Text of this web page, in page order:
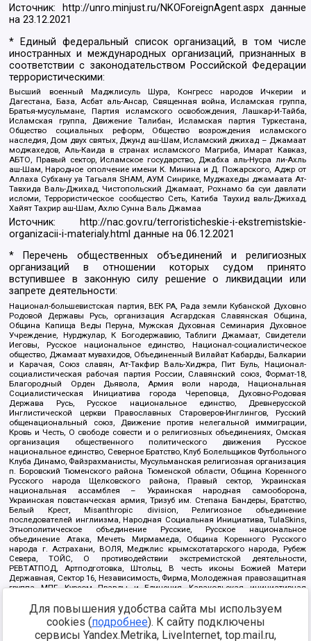
Источник: http://unro.minjust.ru/NKOForeignAgent.aspxданные
на23.12.2021
* Единый федеральный список организаций, в том числе
иностранных и международных организаций, признанных в
соответствии с законодательством Российской Федерации
террористическими:
Высший военный Маджлисуль Шура, Конгресс народов Ичкерии и
Дагестана, База, Асбат аль-Ансар, Священная война, Исламская группа,
Братья-мусульмане, Партия исламского освобождения, Лашкар-И-Тайба,
Исламская группа, Движение Талибан, Исламская партия Туркестана,
Общество социальных реформ, Общество возрождения исламского
наследия, Дом двух святых, Джунд аш-Шам, Исламский джихад – Джамаат
моджахедов, Аль-Каида в странах исламского Магриба, Имарат Кавказ,
АБТО, Правый сектор, Исламское государство, Джабха аль-Нусра ли-Ахль
аш-Шам, Народное ополчение имени К. Минина и Д. Пожарского, Аджр от
Аллаха Субхану уа Тагьаля SHAM, АУМ Синрике, Муджахеды джамаата Ат-
Тавхида Валь-Джихад, Чистопольский Джамаат, Рохнамо ба суи давлати
исломи, Террористическое сообщество Сеть, Катиба Таухид валь-Джихад,
Хайят Тахрир аш-Шам, Ахлю Сунна Валь Джамаа
Источник:
http://nac.gov.ru/terroristicheskie-i-ekstremistskie-
organizacii-i-materialy.html данные на06.12.2021
* Перечень общественных объединений и религиозных
организаций в отношении которых судом принято
вступившее в законную силу решение о ликвидации или
запрете деятельности:
Национал-большевистская партия, ВЕК РА, Рада земли Кубанской Духовно
Родовой Державы Русь, организация Асгардская Славянская Община,
Община Капища Веды Перуна, Мужская Духовная Семинария Духовное
Учреждение, Нурджулар, К Богодержавию, Таблиги Джамаат, Свидетели
Иеговы, Русское национальное единство, Национал-социалистическое
общество, Джамаат мувахидов, Объединенный Вилайат Кабарды, Балкарии
и Карачая, Союз славян, Ат-Такфир Валь-Хиджра, Пит Буль, Национал-
социалистическая рабочая партия России, Славянский союз, Формат-18,
Благородный Орден Дьявола, Армия воли народа, Национальная
Социалистическая Инициатива города Череповца, Духовно-Родовая
Держава Русь, Русское национальное единство, Древнерусской
Инглистической церкви Православных Староверов-Инглингов, Русский
общенациональный союз, Движение против нелегальной иммиграции,
Кровь и Честь, О свободе совести и о религиозных объединениях, Омская
организация общественного политического движения Русское
национальное единство, Северное Братство, Клуб Болельщиков Футбольного
Клуба Динамо, Файзрахманисты, Мусульманская религиозная организация
п. Боровский Тюменского района Тюменской области, Община Коренного
Русского народа Щелковского района, Правый сектор, Украинская
национальная ассамблея – Украинская народная самооборона,
Украинская повстанческая армия, Тризуб им. Степана Бандеры, Братство,
Белый Крест, Misanthropic division, Религиозное объединение
последователей инглиизма, Народная Социальная Инициатива, TulaSkins,
Этнополитическое объединение Русские, Русское национальное
объединение Атака, Мечеть Мирмамеда, Община Коренного Русского
народа г. Астрахани, ВОЛЯ, Меджлис крымскотатарского народа, Рубеж
Севера, ТОЙС, О противодействии экстремистской деятельности,
РЕВТАТПОД, Артподготовка, Штольц, В честь иконы Божией Матери
Державная, Сектор 16, Независимость, Фирма, Молодежная правозащитная
группа МПГ, Курсом Правды и Единения, Каракольская инициативная
Благотворительный пансионат Ак Умут, Русская республика Русь,
Арестантское уголовное единство, Башкорт, Нация и свобода, W.H.С., Фалунь
Дафа, Иртыш Ultras, Русский Патриотический клуб-Новокузнецк/РПК,
Сибирский державный союз, Фонд борьбы с коррупцией, Фонд защиты прав
Для повышения удобства сайта мы используем
cookies (подробнее). К сайту подключены
сервисы Yandex.Metrika, LiveInternet, top.mail.ru,